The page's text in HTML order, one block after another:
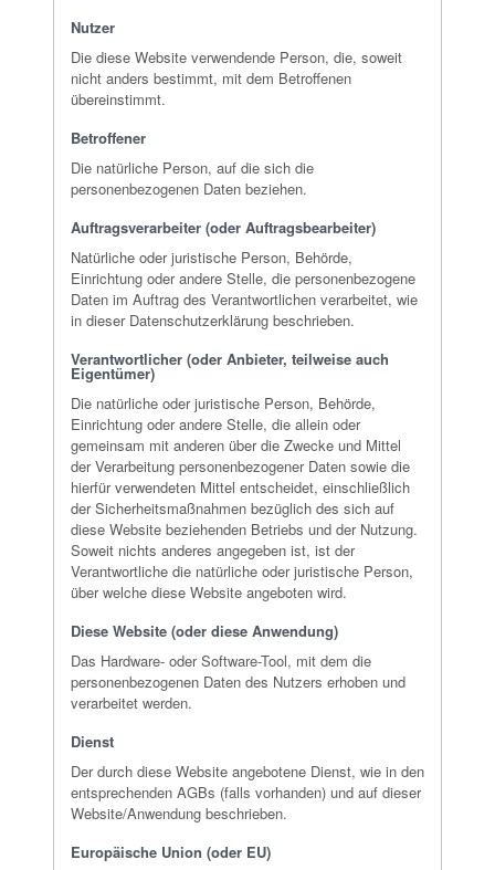
Nutzer
Die diese Website verwendende Person, die, soweit
nicht anders bestimmt, mit dem Betroffenen
übereinstimmt.
Betroffener
Die natürliche Person, auf die sich die
personenbezogenen Daten beziehen.
Auftragsverarbeiter (oder Auftragsbearbeiter)
Natürliche oder juristische Person, Behörde,
Einrichtung oder andere Stelle, die personenbezogene
Daten im Auftrag des Verantwortlichen verarbeitet, wie
in dieser Datenschutzerklärung beschrieben.
Verantwortlicher (oder Anbieter, teilweise auch
Eigentümer)
Die natürliche oder juristische Person, Behörde,
Einrichtung oder andere Stelle, die allein oder
gemeinsam mit anderen über die Zwecke und Mittel
der Verarbeitung personenbezogener Daten sowie die
hierfür verwendeten Mittel entscheidet, einschließlich
der Sicherheitsmaßnahmen bezüglich des sich auf
diese Website beziehenden Betriebs und der Nutzung.
Soweit nichts anderes angegeben ist, ist der
Verantwortliche die natürliche oder juristische Person,
über welche diese Website angeboten wird.
Diese Website (oder diese Anwendung)
Das Hardware- oder Software-Tool, mit dem die
personenbezogenen Daten des Nutzers erhoben und
verarbeitet werden.
Dienst
Der durch diese Website angebotene Dienst, wie in den
entsprechenden AGBs (falls vorhanden) und auf dieser
Website/Anwendung beschrieben.
Europäische Union (oder EU)